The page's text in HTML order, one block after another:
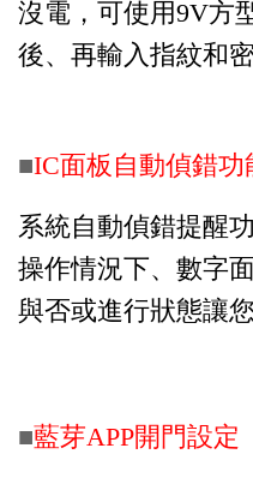
沒電，可使用9V方
後、再輸入指紋和
■IC面板自動偵錯功
系統自動偵錯提醒
操作情況下、數字
與否或進行狀態讓
■藍芽APP開門設定